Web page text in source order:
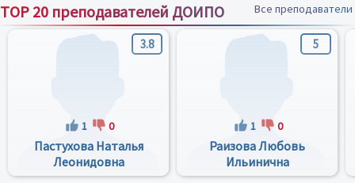
TOP 20 преподавателей ДОИПО Все преподаватели
3.8
1 0
Пастухова Наталья
Леонидовна
5
1 0
Раизова Любовь
Ильинична